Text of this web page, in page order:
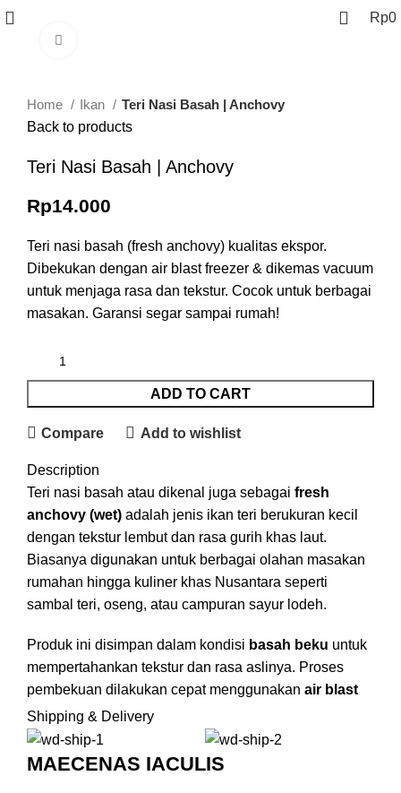
Rp0
Home Ikan
Teri Nasi Basah | Anchovy
Back to products
Teri Nasi Basah | Anchovy
Rp14.000
Teri nasi basah (fresh anchovy) kualitas ekspor.
Dibekukan dengan air blast freezer & dikemas vacuum
untuk menjaga rasa dan tekstur. Cocok untuk berbagai
masakan. Garansi segar sampai rumah!
ADD TO CART
Compare Add to wishlist
Description
Teri nasi basah atau dikenal juga sebagai fresh
anchovy (wet) adalah jenis ikan teri berukuran kecil
dengan tekstur lembut dan rasa gurih khas laut.
Biasanya digunakan untuk berbagai olahan masakan
rumahan hingga kuliner khas Nusantara seperti
sambal teri, oseng, atau campuran sayur lodeh.
Produk ini disimpan dalam kondisi basah beku untuk
mempertahankan tekstur dan rasa aslinya. Proses
pembekuan dilakukan cepat menggunakan air blast
freezer, dikemas dengan
chamberuntuk menjaga higienitas dan kualitas
maksimal.
Shipping & Delivery
MAECENAS IACULIS